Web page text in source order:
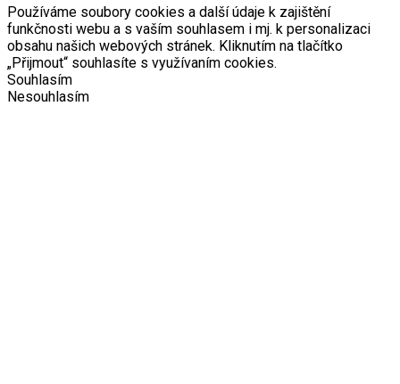
Používáme soubory cookies a další údaje k zajištění
funkčnosti webu a s vaším souhlasem i mj. k personalizaci
obsahu našich webových stránek. Kliknutím na tlačítko
„Přijmout“ souhlasíte s využívaním cookies.
Souhlasím
Nesouhlasím